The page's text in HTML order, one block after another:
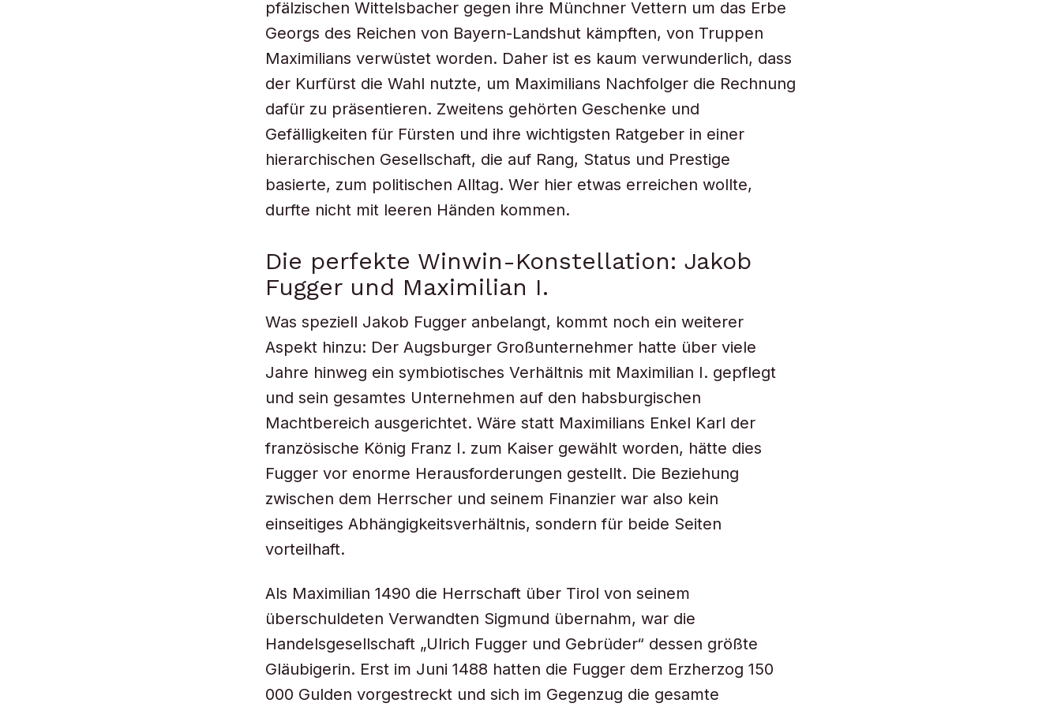
pfälzischen Wittelsbacher gegen ihre Münchner Vettern um das Erbe
Georgs des Reichen von Bayern-Landshut kämpften, von Truppen
Maximilians verwüstet worden. Daher ist es kaum verwunderlich, dass
der Kurfürst die Wahl nutzte, um Maximilians Nachfolger die Rechnung
dafür zu präsentieren. Zweitens gehörten Geschenke und
Gefälligkeiten für Fürsten und ihre wichtigsten Ratgeber in einer
hierarchischen Gesellschaft, die auf Rang, Status und Prestige
basierte, zum politischen Alltag. Wer hier etwas erreichen wollte,
durfte nicht mit leeren Händen kommen.
Die perfekte Winwin-Konstellation: Jakob
Fugger und Maximilian I.
Was speziell Jakob Fugger anbelangt, kommt noch ein weiterer
Aspekt hinzu: Der Augsburger Großunternehmer hatte über viele
Jahre hinweg ein symbiotisches Verhältnis mit Maximilian I. gepflegt
und sein gesamtes Unternehmen auf den habsburgischen
Machtbereich ausgerichtet. Wäre statt Maximilians Enkel Karl der
französische König Franz I. zum Kaiser gewählt worden, hätte dies
Fugger vor enorme Herausforderungen gestellt. Die Beziehung
zwischen dem Herrscher und seinem Finanzier war also kein
einseitiges Abhängigkeitsverhältnis, sondern für beide Seiten
vorteilhaft.
Als Maximilian 1490 die Herrschaft über Tirol von seinem
überschuldeten Verwandten Sigmund übernahm, war die
Handelsgesellschaft „Ulrich Fugger und Gebrüder“ dessen größte
Gläubigerin. Erst im Juni 1488 hatten die Fugger dem Erzherzog 150
000 Gulden vorgestreckt und sich im Gegenzug die gesamte